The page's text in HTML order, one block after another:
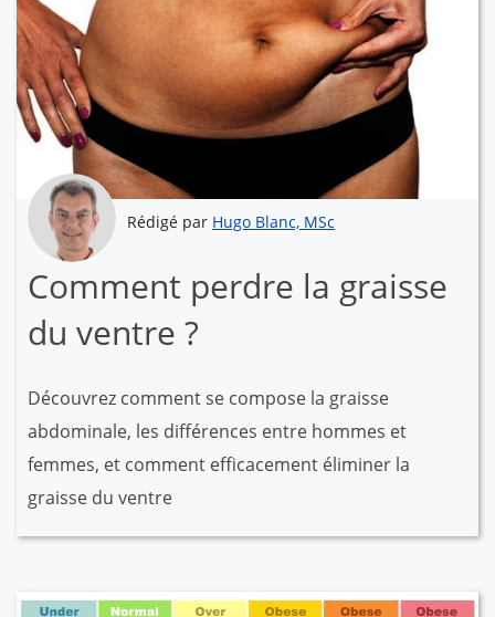
Rédigé par Hugo Blanc, MSc
Comment perdre la graisse
du ventre ?
Découvrez comment se compose la graisse
abdominale, les différences entre hommes et
femmes, et comment efficacement éliminer la
graisse du ventre